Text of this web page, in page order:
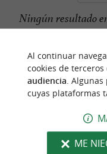
Ningún resultado
Al continuar
cookies de
audiencia.
cuyas plataformas
ME